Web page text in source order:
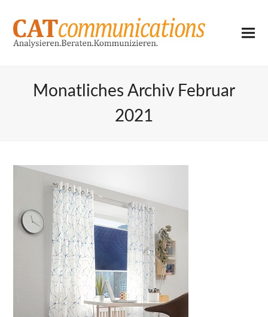
Monatliches Archiv Februar
2021